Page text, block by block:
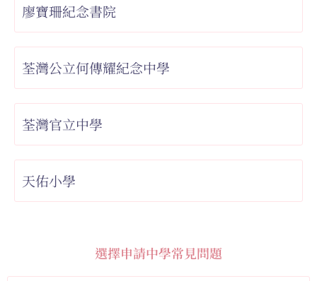
廖寶珊紀念書院
荃灣公立何傳耀紀念中學
荃灣官立中學
天佑小學
選擇申請中學常見問題